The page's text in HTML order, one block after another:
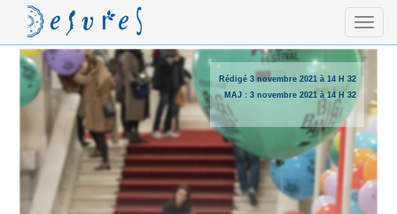
Rédigé 3 novembre 2021 à 14 H 32
MAJ : 3 novembre 2021 à 14 H 32